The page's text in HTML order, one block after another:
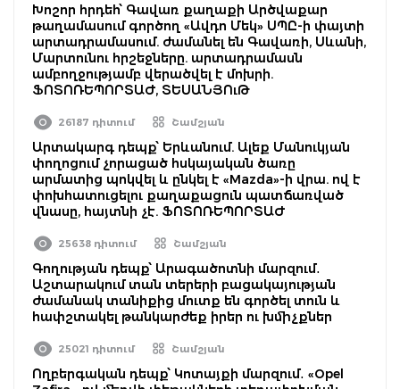
Խոշոր հրդեհ՝ Գավառ քաղաքի Արծվաքար
թաղամասում գործող «Ավդո Մեկ» ՍՊԸ-ի փայտի
արտադրամասում. ժամանել են Գավառի, Սևանի,
Մարտունու հրշեջները. արտադրամասն
ամբողջությամբ վերածվել է մոխրի.
ՖՈՏՈՌԵՊՈՐՏԱԺ, ՏԵՍԱՆՅՈւԹ
26187 դիտում Շամշյան
Արտակարգ դեպք՝ Երևանում. Ալեք Մանուկյան
փողոցում չորացած հսկայական ծառը
արմատից պոկվել և ընկել է «Mazda»-ի վրա. ով է
փոխհատուցելու քաղաքացուն պատճառված
վնասը, հայտնի չէ. ՖՈՏՈՌԵՊՈՐՏԱԺ
25638 դիտում Շամշյան
Գողության դեպք՝ Արագածոտնի մարզում․
Աշտարակում տան տերերի բացակայության
ժամանակ տանիքից մուտք են գործել տուն և
հափշտակել թանկարժեք իրեր ու խմիչքներ
25021 դիտում Շամշյան
Ողբերգական դեպք՝ Կոտայքի մարզում․ «Opel